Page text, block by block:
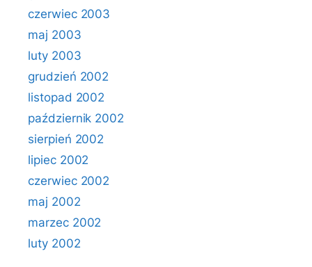
czerwiec 2003
maj 2003
luty 2003
grudzień 2002
listopad 2002
październik 2002
sierpień 2002
lipiec 2002
czerwiec 2002
maj 2002
marzec 2002
luty 2002